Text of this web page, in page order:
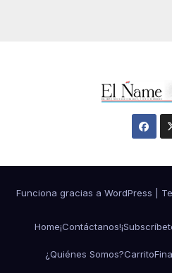
Funciona gracias a WordPress
Home¡Contáctanos!
¿Quiénes Somos?Carrito